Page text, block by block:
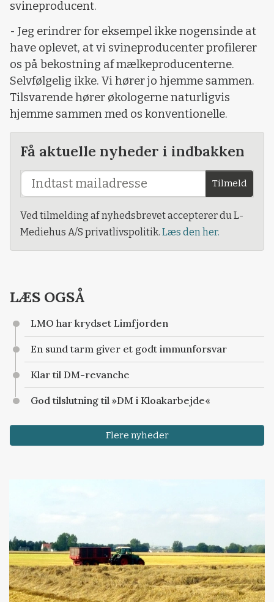
svineproducent.
- Jeg erindrer for eksempel ikke nogensinde at
have oplevet, at vi svineproducenter profilerer
os på bekostning af mælkeproducenterne.
Selvfølgelig ikke. Vi hører jo hjemme sammen.
Tilsvarende hører økologerne naturligvis
hjemme sammen med os konventionelle.
Få aktuelle nyheder i indbakken
Tilmeld
Ved tilmelding af nyhedsbrevet accepterer du L-
Mediehus A/S privatlivspolitik. Læs den her.
LÆS OGSÅ
LMO har krydset Limfjorden
En sund tarm giver et godt immunforsvar
Klar til DM-revanche
God tilslutning til »DM i Kloakarbejde«
Flere nyheder